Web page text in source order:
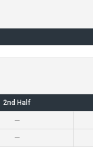
2nd Half
—
—